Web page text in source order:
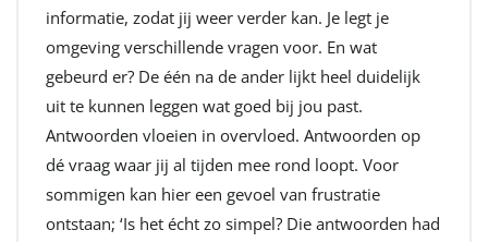
informatie, zodat jij weer verder kan. Je legt je
omgeving verschillende vragen voor. En wat
gebeurd er? De één na de ander lijkt heel duidelijk
uit te kunnen leggen wat goed bij jou past.
Antwoorden vloeien in overvloed. Antwoorden op
dé vraag waar jij al tijden mee rond loopt. Voor
sommigen kan hier een gevoel van frustratie
ontstaan; ‘Is het écht zo simpel? Die antwoorden had